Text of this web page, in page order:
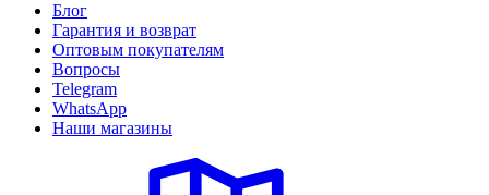
Блог
Гарантия и возврат
Оптовым покупателям
Вопросы
Telegram
WhatsApp
Наши магазины